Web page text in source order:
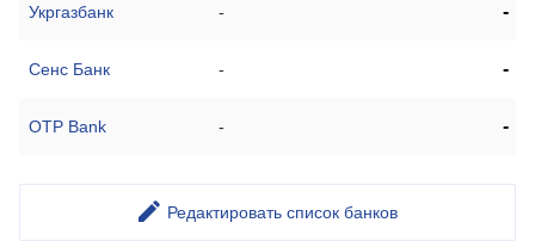
Укргазбанк - -
Сенс Банк - -
OTP Bank - -
Редактировать список банков